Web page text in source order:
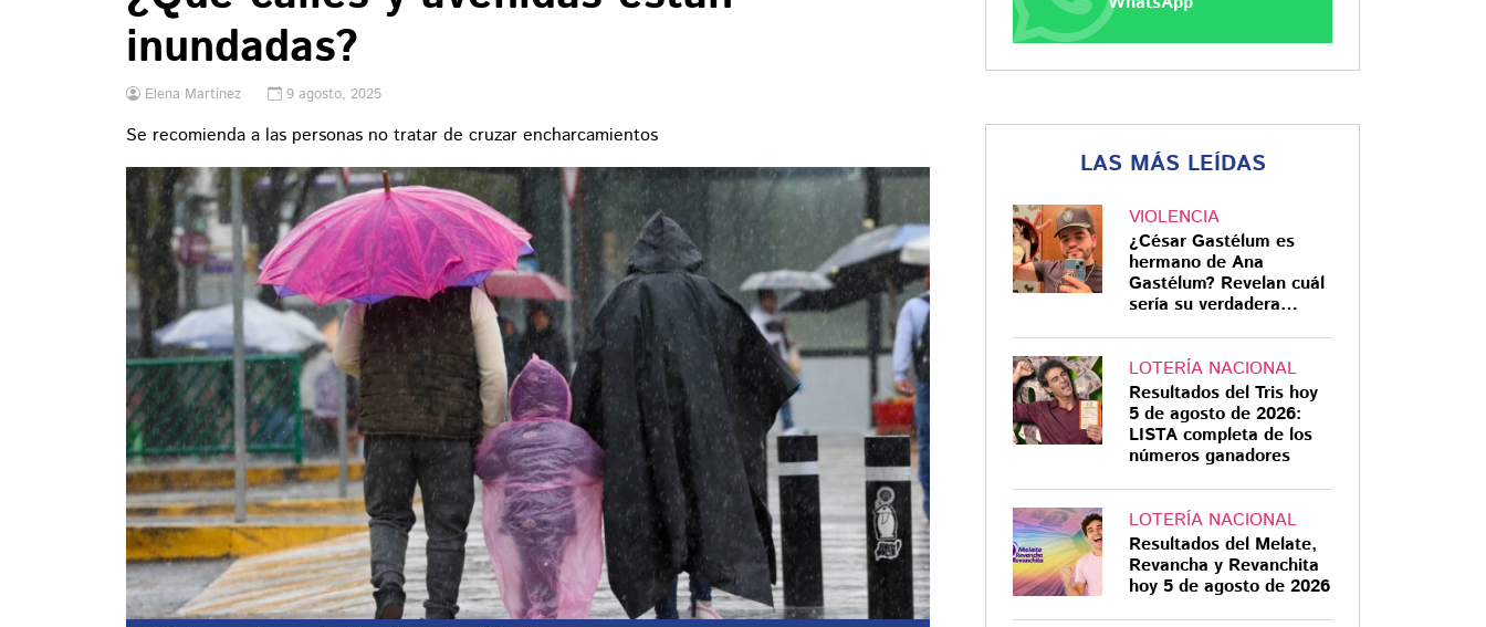
inundadas?
Elena Martínez 9 agosto, 2025
Se recomienda a las personas no tratar de cruzar encharcamientos
LAS MÁS LEÍDAS
VIOLENCIA
¿César Gastélum es
hermano de Ana
Gastélum? Revelan cuál
sería su verdadera
LOTERÍA NACIONAL
Resultados del Tris hoy
5 de agosto de 2026:
LISTA completa de los
números ganadores
LOTERÍA NACIONAL
Resultados del Melate,
Revancha y Revanchita
hoy 5 de agosto de 2026